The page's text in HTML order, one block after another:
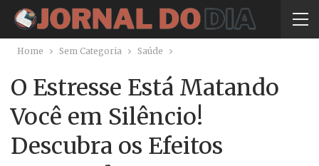
Home Sem Categoria Saúde
O Estresse Está Matando
Você em Silêncio!
Descubra os Efeitos